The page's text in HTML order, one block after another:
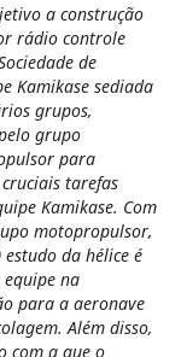
a construção
rádio controle
de
Kamikase sediada
grupos,
grupo
para
cruciais tarefas
Kamikase. Com
motopropulsor,
da hélice é
na
para a aeronave
Além disso,
com a que o